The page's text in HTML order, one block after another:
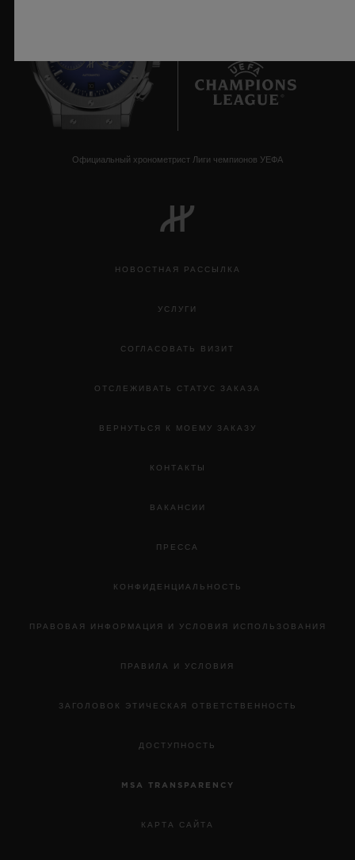
Официальный хронометрист Лиги чемпионов УЕФА
НОВОСТНАЯ РАССЫЛКА
УСЛУГИ
СОГЛАСОВАТЬ ВИЗИТ
ОТСЛЕЖИВАТЬ СТАТУС ЗАКАЗА
ВЕРНУТЬСЯ К МОЕМУ ЗАКАЗУ
КОНТАКТЫ
ВАКАНСИИ
ПРЕССА
КОНФИДЕНЦИАЛЬНОСТЬ
ПРАВОВАЯ ИНФОРМАЦИЯ И УСЛОВИЯ ИСПОЛЬЗОВАНИЯ
ПРАВИЛА И УСЛОВИЯ
ЗАГОЛОВОК ЭТИЧЕСКАЯ ОТВЕТСТВЕННОСТЬ
ДОСТУПНОСТЬ
MSA TRANSPARENCY
КАРТА САЙТА